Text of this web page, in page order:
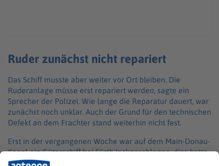
Ruder zunächst nicht repariert
Das Schiff musste aber weiter vor Ort bleiben. Die
Ruderanlage müsse erst repariert werden, sagte ein
Sprecher der Polizei. Wie lange die Reparatur dauert, war
zunächst noch unklar. Auch der Grund für den technischen
Defekt an dem Frachter stand weiterhin nicht fest.
Erst in der vergangenen Woche war auf dem Main-Donau-
Kanal ein Güterschiff bei Fürth leckgeschlagen, dies hatte
zu Verzögerungen im Verkehr auf der 1992 eröffneten